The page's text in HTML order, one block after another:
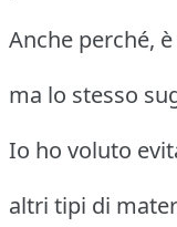
Anche perché,
ma lo stesso
Io ho voluto
altri tipi di